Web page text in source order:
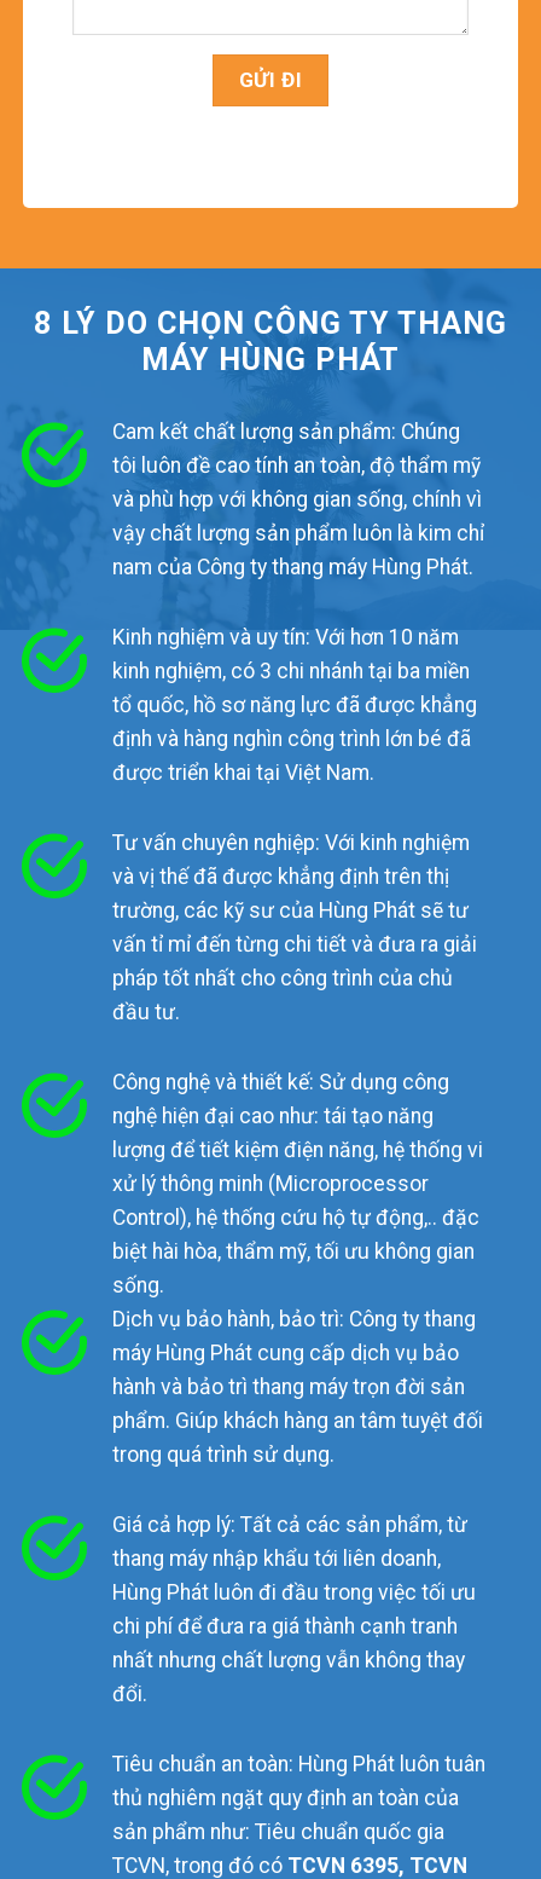
8 LÝ DO CHỌN CÔNG TY THANG
MÁY HÙNG PHÁT
Cam kết chất lượng sản phẩm: Chúng
tôi luôn đề cao tính an toàn, độ thẩm mỹ
và phù hợp với không gian sống, chính vì
vậy chất lượng sản phẩm luôn là kim chỉ
nam của Công ty thang máy Hùng Phát.
Kinh nghiệm và uy tín: Với hơn 10 năm
kinh nghiệm, có 3 chi nhánh tại ba miền
tổ quốc, hồ sơ năng lực đã được khẳng
định và hàng nghìn công trình lớn bé đã
được triển khai tại Việt Nam.
Tư vấn chuyên nghiệp: Với kinh nghiệm
và vị thế đã được khẳng định trên thị
trường, các kỹ sư của Hùng Phát sẽ tư
vấn tỉ mỉ đến từng chi tiết và đưa ra giải
pháp tốt nhất cho công trình của chủ
đầu tư.
Công nghệ và thiết kế: Sử dụng công
nghệ hiện đại cao như: tái tạo năng
lượng để tiết kiệm điện năng, hệ thống vi
xử lý thông minh (Microprocessor
Control), hệ thống cứu hộ tự động,.. đặc
biệt hài hòa, thẩm mỹ, tối ưu không gian
sống.
Dịch vụ bảo hành, bảo trì: Công ty thang
máy Hùng Phát cung cấp dịch vụ bảo
hành và bảo trì thang máy trọn đời sản
phẩm. Giúp khách hàng an tâm tuyệt đối
trong quá trình sử dụng.
Giá cả hợp lý: Tất cả các sản phẩm, từ
thang máy nhập khẩu tới liên doanh,
Hùng Phát luôn đi đầu trong việc tối ưu
chi phí để đưa ra giá thành cạnh tranh
nhất nhưng chất lượng vẫn không thay
đổi.
Tiêu chuẩn an toàn: Hùng Phát luôn tuân
thủ nghiêm ngặt quy định an toàn của
sản phẩm như: Tiêu chuẩn quốc gia
TCVN, trong đó có TCVN 6395, TCVN